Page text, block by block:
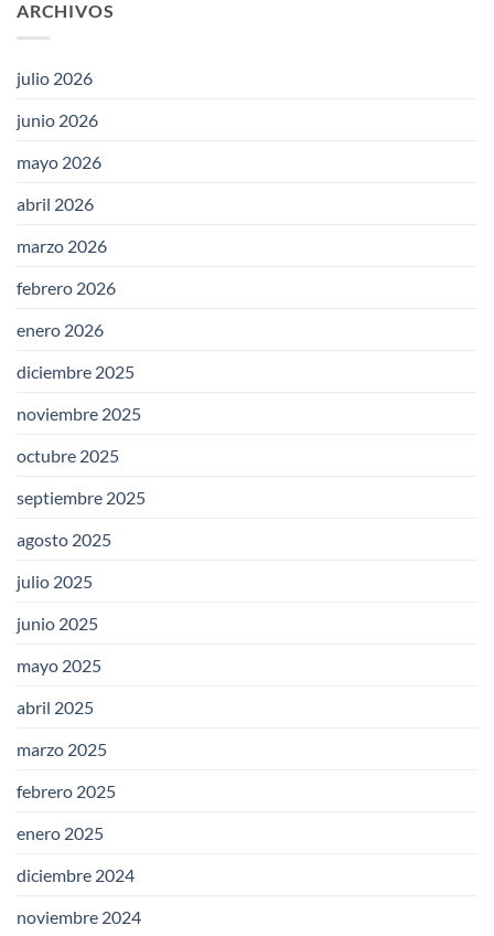
ARCHIVOS
julio 2026
junio 2026
mayo 2026
abril 2026
marzo 2026
febrero 2026
enero 2026
diciembre 2025
noviembre 2025
octubre 2025
septiembre 2025
agosto 2025
julio 2025
junio 2025
mayo 2025
abril 2025
marzo 2025
febrero 2025
enero 2025
diciembre 2024
noviembre 2024